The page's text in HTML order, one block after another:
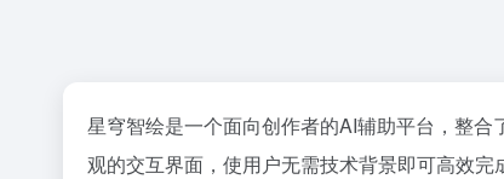
星穹智绘是一个面向创作者的AI辅助平台，整
观的交互界面，使用户无需技术背景即可高效完